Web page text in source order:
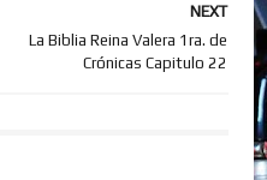
NEXT
La Biblia Reina Valera 1ra. de
Crónicas Capitulo 22